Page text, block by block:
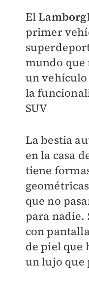
El
primer
mundo que
un
la
SUV
La bestia
en la casa
tiene
que no
para
con
de piel que
un lujo que